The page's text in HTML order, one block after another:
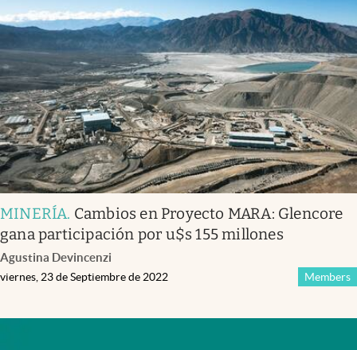
MINERÍA. Cambios en Proyecto MARA: Glencore
gana participación por u$s 155 millones
Agustina Devincenzi
Members
viernes, 23 de Septiembre de 2022